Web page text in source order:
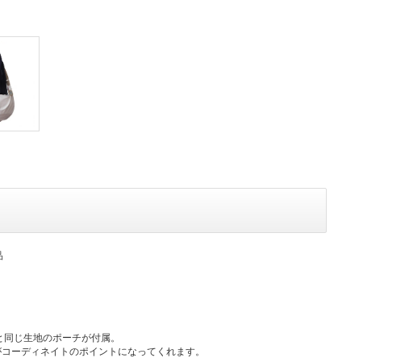
じ生地のポーチが付属。
ーディネイトのポイントになってくれます。